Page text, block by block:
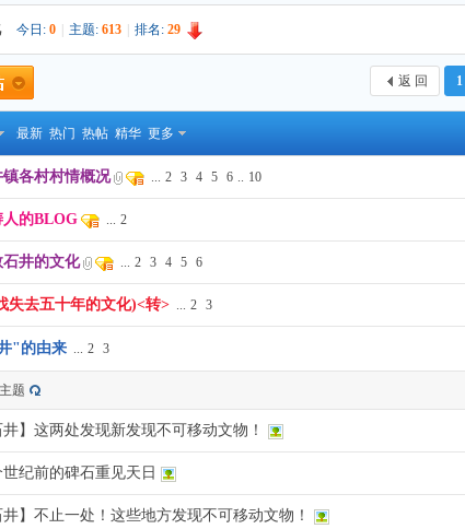
今日: 0 主题: 613 排名: 29
1
返 回
最新 热门 热帖 精华 更多
镇各村村情概况 ... 2 3 4 5 6 .. 10
人的BLOG ... 2
石井的文化 ... 2 3 4 5 6
失去五十年的文化)<转> ... 2 3
"的由来 ... 2 3
题
井】这两处发现新发现不可移动文物！
世纪前的碑石重见天日
井】不止一处！这些地方发现不可移动文物！